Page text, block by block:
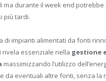
ma durante il week end
più tardi.
di impianti alimentati da fonti
rivela essenziale nella gestione
massimizzando l’utilizzo
da eventuali altre fonti, senza la